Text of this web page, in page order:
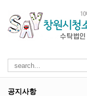
공지사항